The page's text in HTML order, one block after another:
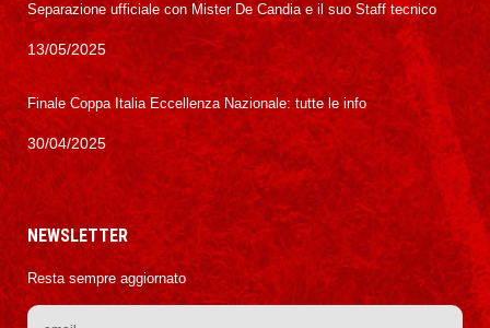
Separazione ufficiale con Mister De Candia e il suo Staff tecnico
13/05/2025
Finale Coppa Italia Eccellenza Nazionale: tutte le info
30/04/2025
NEWSLETTER
Resta sempre aggiornato